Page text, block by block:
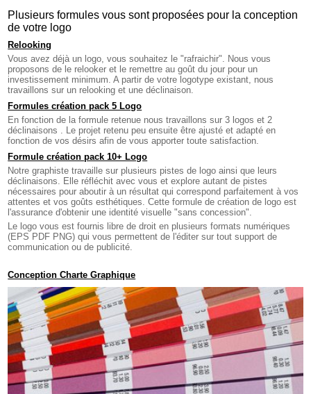
Plusieurs formules vous sont proposées pour la conception
de votre logo
Relooking
Vous avez déjà un logo, vous souhaitez le "rafraichir". Nous vous
proposons de le relooker et le remettre au goût du jour pour un
investissement minimum. A partir de votre logotype existant, nous
travaillons sur un relooking et une déclinaison.
Formules création pack 5 Logo
En fonction de la formule retenue nous travaillons sur 3 logos et 2
déclinaisons . Le projet retenu peu ensuite être ajusté et adapté en
fonction de vos désirs afin de vous apporter toute satisfaction.
Formule création pack 10+ Logo
Notre graphiste travaille sur plusieurs pistes de logo ainsi que leurs
déclinaisons. Elle réfléchit avec vous et explore autant de pistes
nécessaires pour aboutir à un résultat qui correspond parfaitement à vos
attentes et vos goûts esthétiques. Cette formule de création de logo est
l'assurance d'obtenir une identité visuelle "sans concession".
Le logo vous est fournis libre de droit en plusieurs formats numériques
(EPS PDF PNG) qui vous permettent de l'éditer sur tout support de
communication ou de publicité.
Conception Charte Graphique